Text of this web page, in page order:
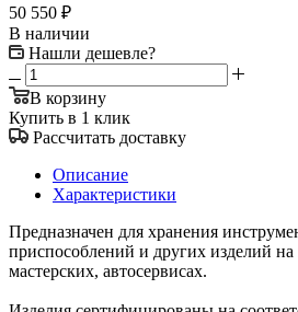
50 550 ₽
В наличии
Нашли дешевле?
В корзину
Купить в 1 клик
Рассчитать доставку
Описание
Характеристики
Предназначен для хранения
приспособлений и других изделий на
мастерских, автосервисах.